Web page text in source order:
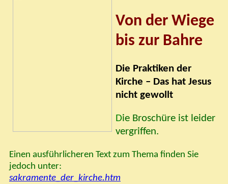
Von der Wiege
bis zur Bahre
Die Praktiken der
Kirche – Das hat Jesus
nicht gewollt
Die Broschüre ist leider
vergriffen.
Einen ausführlicheren Text zum Thema finden Sie
jedoch unter:
sakramente_der_kirche.htm